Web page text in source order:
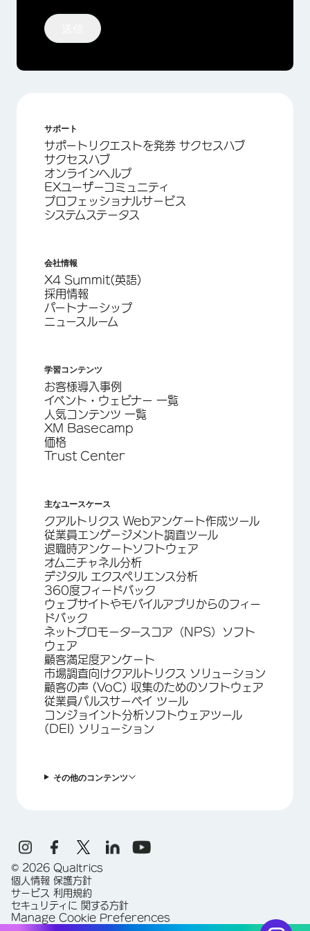
サポート
サポートリクエストを発券 サクセスハブ
サクセスハブ
オンラインヘルプ
EXユーザーコミュニティ
プロフェッショナルサービス
システムステータス
会社情報
X4 Summit(英語)
採用情報
パートナーシップ
ニュースルーム
学習コンテンツ
お客様導入事例
イベント・ウェビナー 一覧
人気コンテンツ 一覧
XM Basecamp
価格
Trust Center
主なユースケース
クアルトリクス Webアンケート作成ツール
従業員エンゲージメント調査ツール
退職時アンケートソフトウェア
オムニチャネル分析
デジタル エクスペリエンス分析
360度フィードバック
ウェブサイトやモバイルアプリからのフィー
ドバック
ネットプロモータースコア（NPS）ソフト
ウェア
顧客満足度アンケート
市場調査向けクアルトリクス ソリューション
顧客の声 (VoC) 収集のためのソフトウェア
従業員パルスサーベイ ツール
コンジョイント分析ソフトウェアツール
(DEI) ソリューション
その他のコンテンツ
© 2026 Qualtrics
個人情報 保護方針
サービス 利用規約
セキュリティに 関する方針
Manage Cookie Preferences